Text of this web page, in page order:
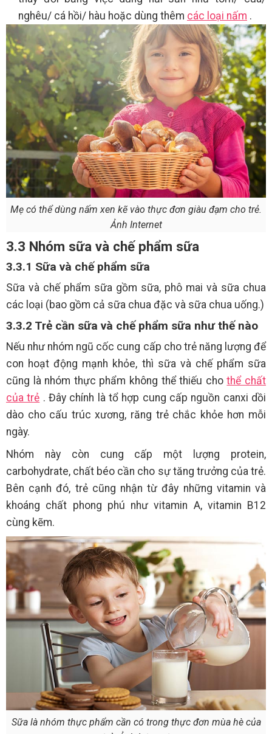
nghêu/ cá hồi/ hàu hoặc dùng thêm các loại nấm .
Mẹ có thể dùng nấm xen kẽ vào thực đơn giàu đạm cho trẻ.
Ảnh Internet
3.3 Nhóm sữa và chế phẩm sữa
3.3.1 Sữa và chế phẩm sữa
Sữa và chế phẩm sữa gồm sữa, phô mai và sữa chua
các loại (bao gồm cả sữa chua đặc và sữa chua uống.)
3.3.2 Trẻ cần sữa và chế phẩm sữa như thế nào
Nếu như nhóm ngũ cốc cung cấp cho trẻ năng lượng để
con hoạt động mạnh khỏe, thì sữa và chế phẩm sữa
cũng là nhóm thực phẩm không thể thiếu chothể chất
của trẻ . Đây chính là tổ hợp cung cấp nguồn canxi dồi
dào cho cấu trúc xương, răng trẻ chắc khỏe hơn mỗi
ngày.
Nhóm này còn cung cấp một lượng protein,
carbohydrate, chất béo cần cho sự tăng trưởng của trẻ.
Bên cạnh đó, trẻ cũng nhận từ đây những vitamin và
khoáng chất phong phú như vitamin A, vitamin B12
cùng kẽm.
Sữa là nhóm thực phẩm cần có trong thực đơn mùa hè của